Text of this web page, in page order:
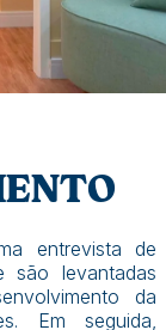
entrevista de
são levantadas
da
Em seguida,